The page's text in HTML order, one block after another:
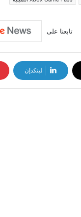
Xbox Game Pass الصينية
تابعنا على
لينكدإن